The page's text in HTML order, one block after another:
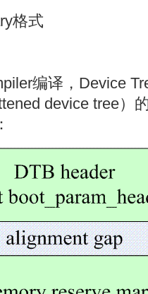
格式
编译，Device
device tree）